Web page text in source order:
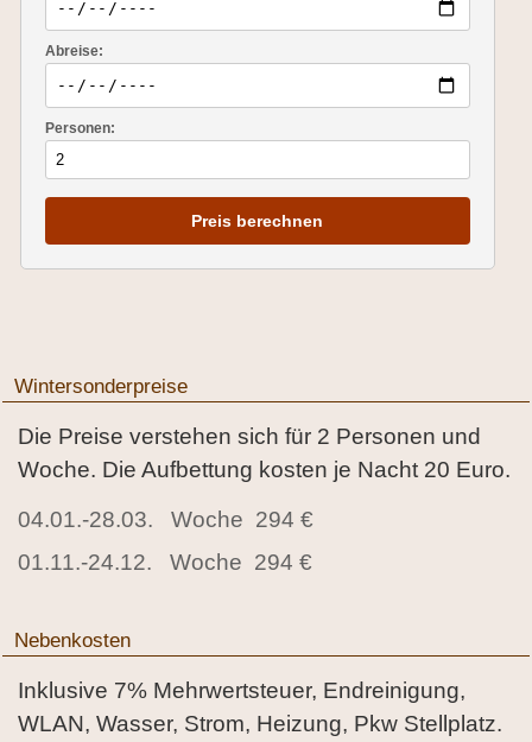
Abreise:
Personen:
Preis berechnen
Wintersonderpreise
Die Preise verstehen sich für 2 Personen und
Woche. Die Aufbettung kosten je Nacht 20 Euro.
04.01.-28.03. Woche 294 €
01.11.-24.12. Woche 294 €
Nebenkosten
Inklusive 7% Mehrwertsteuer, Endreinigung,
WLAN, Wasser, Strom, Heizung, Pkw Stellplatz.